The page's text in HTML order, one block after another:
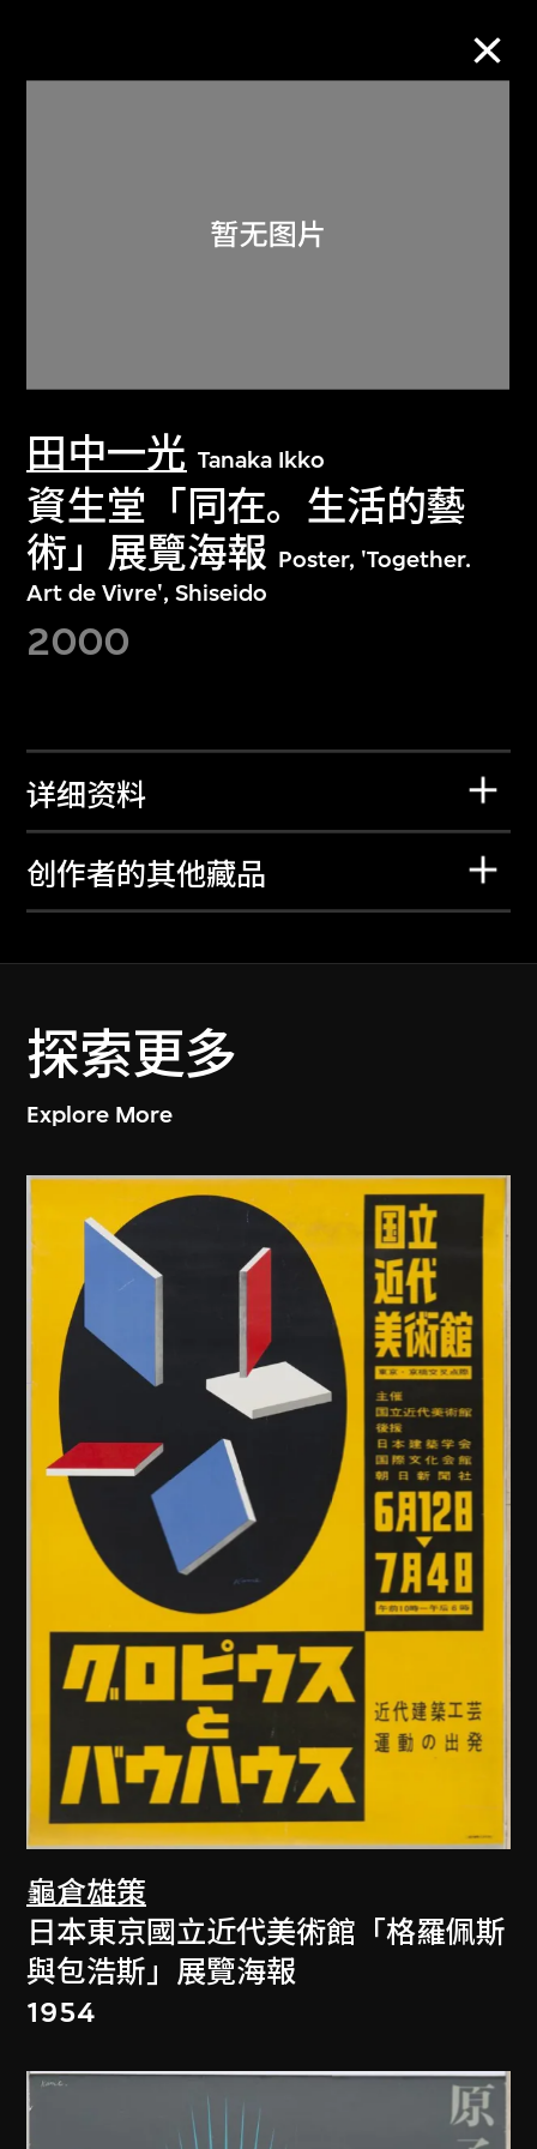
田中一光 Tanaka Ikko
資生堂「同在。生活的藝
術」展覽海報 Poster, 'Together.
Art de Vivre', Shiseido
2000
详细资料
创作者的其他藏品
探索更多
Explore More
龜倉雄策
日本東京國立近代美術館「格羅佩斯
與包浩斯」展覽海報
1954
关于M+藏品
探索世界顶级的二十及二十一世纪视觉
文化藏品。